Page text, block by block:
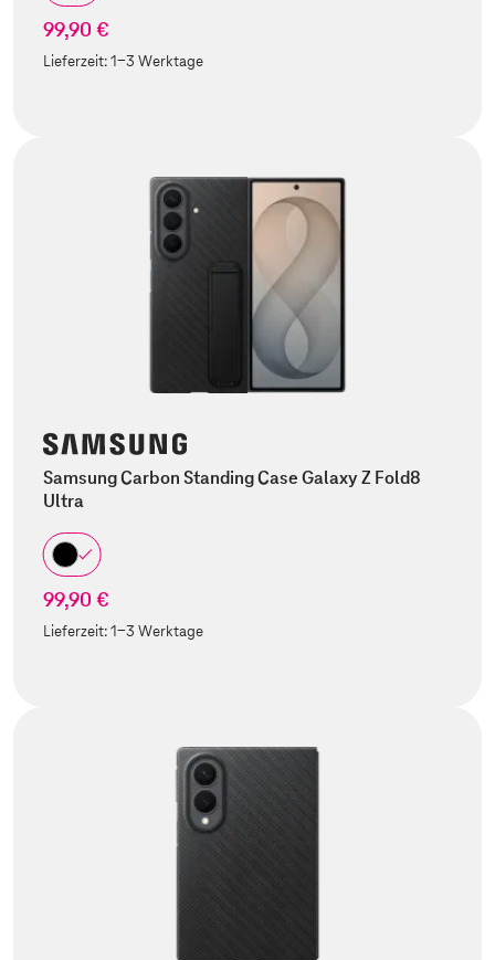
99,90 €
Lieferzeit:1-3 Werktage
Samsung Carbon Standing Case Galaxy Z Fold8
Ultra
99,90 €
Lieferzeit:1-3 Werktage